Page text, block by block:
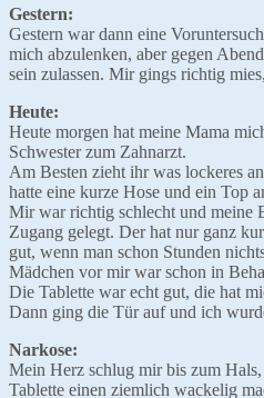
Gestern:
Gestern war dann eine
mich abzulenken, aber gegen
sein zulassen. Mir gings richtig
Heute:
Heute morgen hat meine Mama
Schwester zum Zahnarzt.
Am Besten zieht ihr was lockeres
hatte eine kurze Hose und ein Top
Mir war richtig schlecht und meine
Zugang gelegt. Der hat nur ganz
gut, wenn man schon Stunden
Mädchen vor mir war schon in
Die Tablette war echt gut, die hat
Dann ging die Tür auf und ich
Narkose:
Mein Herz schlug mir bis zum
Tablette einen ziemlich wackelig